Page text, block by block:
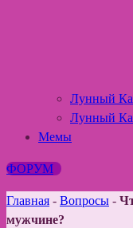
Лунный
Лунный
Мемы
ФОРУМ
Главная - Вопросы -
мужчине?